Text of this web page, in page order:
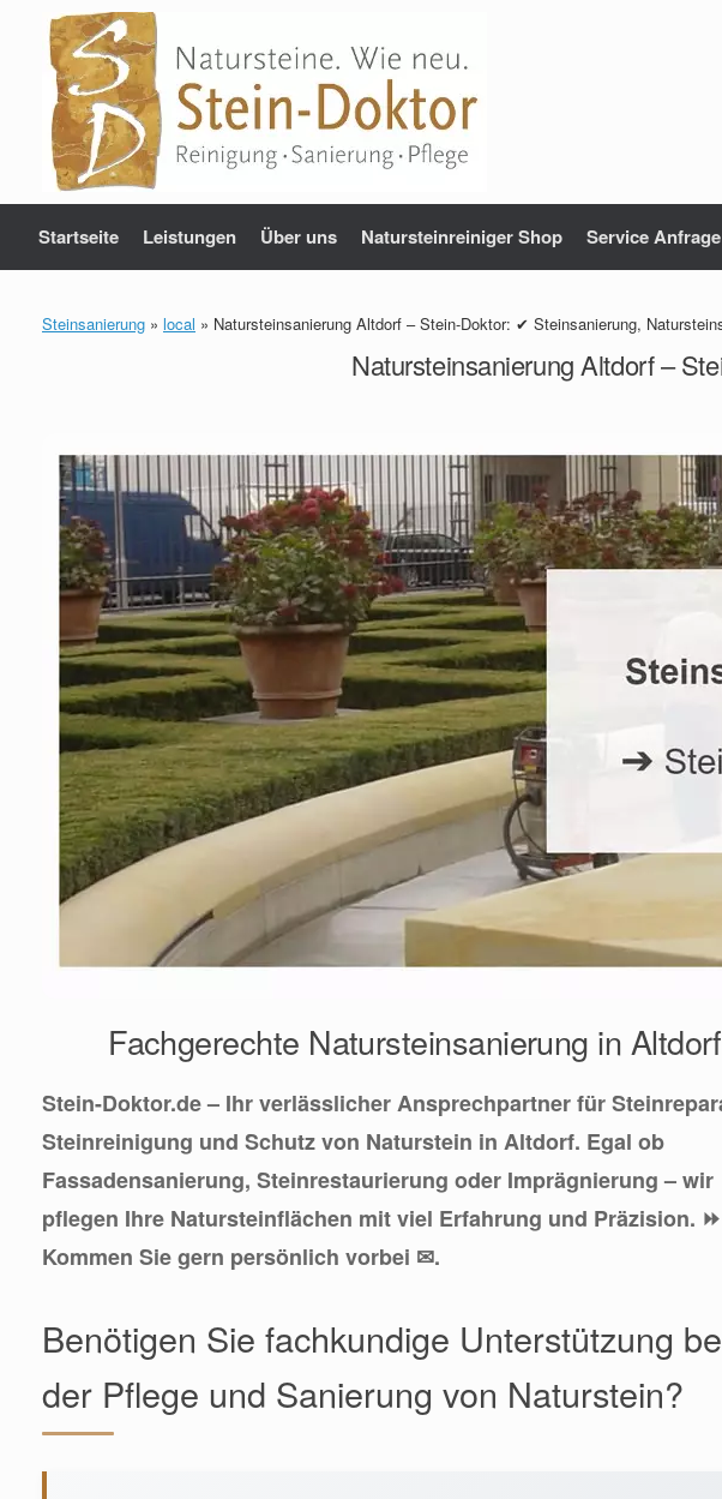
springen
Startseite Leistungen Über uns Natursteinreiniger Shop Service Anfrage
Steinsanierung » local » Natursteinsanierung Altdorf – Stein-Doktor: ✔ Steinsanierung,
Natursteinsanierung Altdorf –
Fachgerechte Natursteinsanierung in Altdorf
Stein-Doktor.de – Ihr verlässlicher Ansprechpartner für
Steinreinigung und Schutz von Naturstein in Altdorf. Egal ob
Fassadensanierung, Steinrestaurierung oder Imprägnierung – wir
pflegen Ihre Natursteinflächen mit viel Erfahrung und Präzision. ⏩
Kommen Sie gern persönlich vorbei ✉.
Benötigen Sie fachkundige Unterstützung
der Pflege und Sanierung von Naturstein?